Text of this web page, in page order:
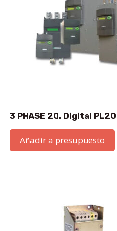
3 PHASE 2Q. Digital PL20
Añadir a presupuesto